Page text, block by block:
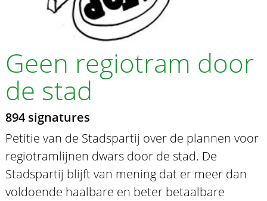
Geen regiotram door
de stad
894 signatures
Petitie van de Stadspartij over de plannen voor
regiotramlijnen dwars door de stad. De
Stadspartij blijft van mening dat er meer dan
voldoende haalbare en beter betaalbare